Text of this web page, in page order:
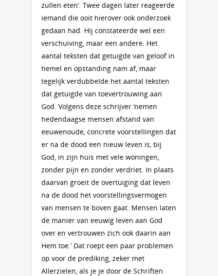
zullen eten’. Twee dagen later reageerde
iemand die ooit hierover ook onderzoek
gedaan had. Hij constateerde wel een
verschuiving, maar een andere. Het
aantal teksten dat getuigde van geloof in
hemel en opstanding nam af, maar
tegelijk verdubbelde het aantal teksten
dat getuigde van toevertrouwing aan
God. Volgens deze schrijver ‘nemen
hedendaagse mensen afstand van
eeuwenoude, concrete voorstellingen dat
er na de dood een nieuw leven is, bij
God, in zijn huis met vele woningen,
zonder pijn en zonder verdriet. In plaats
daarvan groeit de overtuiging dat leven
na de dood het voorstellingsvermogen
van mensen te boven gaat. Mensen laten
de manier van eeuwig leven aan God
over en vertrouwen zich ook daarin aan
Hem toe.’ Dat roept een paar problemen
op voor de prediking, zeker met
Allerzielen, als je je door de Schriften